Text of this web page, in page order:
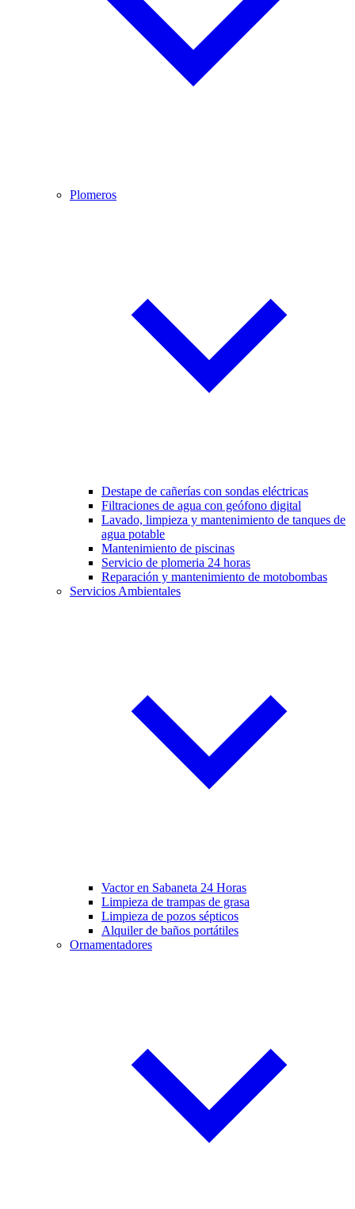
Plomeros
Destape de cañerías con sondas eléctricas
Filtraciones de agua con geófono digital
Lavado, limpieza y mantenimiento de tanques de
agua potable
Mantenimiento de piscinas
Servicio de plomeria 24 horas
Reparación y mantenimiento de motobombas
Servicios Ambientales
Vactor en Sabaneta 24 Horas
Limpieza de trampas de grasa
Limpieza de pozos sépticos
Alquiler de baños portátiles
Ornamentadores